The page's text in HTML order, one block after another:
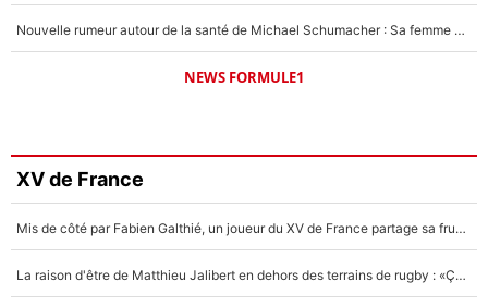
Nouvelle rumeur autour de la santé de Michael Schumacher : Sa femme Corinna sort du silence
NEWS FORMULE1
XV de France
Mis de côté par Fabien Galthié, un joueur du XV de France partage sa frustration : «ils ne me l’ont pas dit tout de suite»
La raison d'être de Matthieu Jalibert en dehors des terrains de rugby : «Ça m'atteint autant que si tu touches à un membre de ma famille»